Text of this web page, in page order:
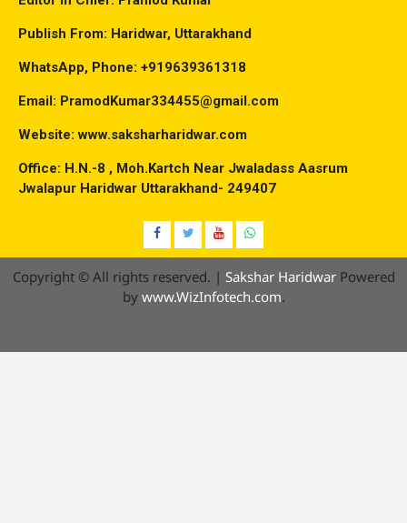
Publish From: Haridwar, Uttarakhand
WhatsApp, Phone: +919639361318
Email: PramodKumar334455@gmail.com
Website: www.saksharharidwar.com
Office: H.N.-8 , Moh.Kartch Near Jwaladass Aasrum
Jwalapur Haridwar Uttarakhand- 249407
Facebook
TwitterYouTubeWhatsap
Copyright © All rights reserved. | Sakshar HaridwarPowered
by www.WizInfotech.com.